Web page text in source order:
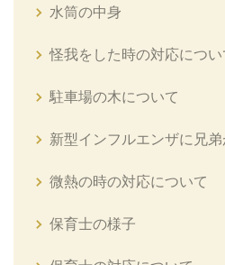
水筒の中身
怪我をした時の対応につい
駐車場の木について
新型インフルエンザに兄
微熱の時の対応について
保育士の様子